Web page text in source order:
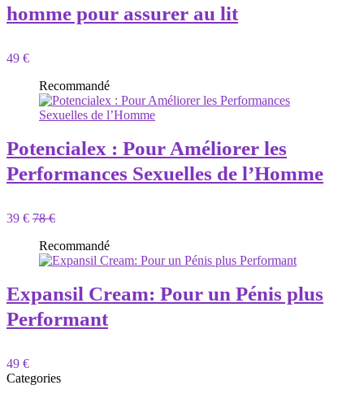
homme pour assurer au lit
49 €
Recommandé
Potencialex : Pour Améliorer les
Performances Sexuelles de l’Homme
39 € 78 €
Recommandé
Expansil Cream: Pour un Pénis plus
Performant
49 €
Categories